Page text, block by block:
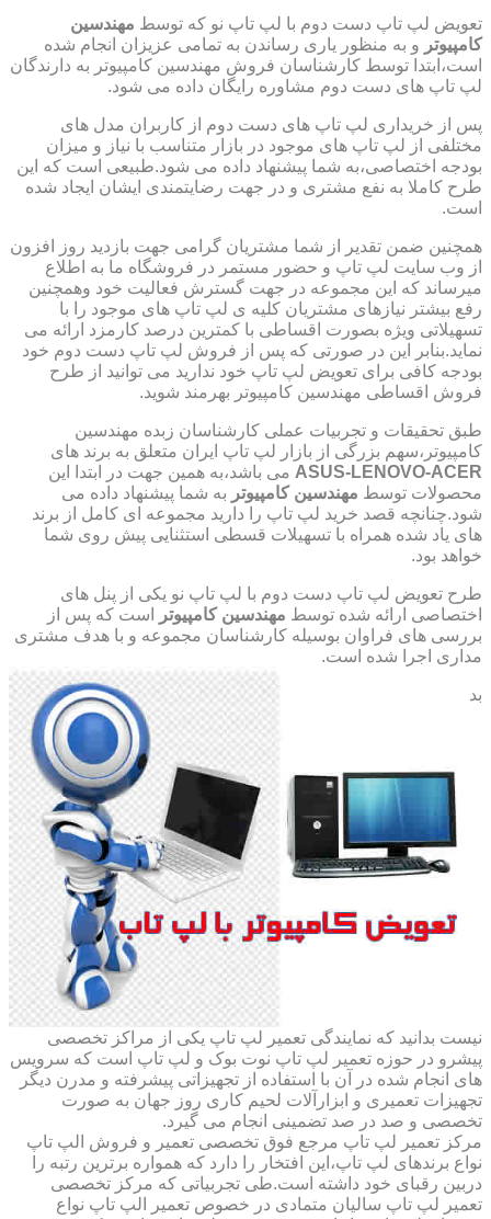
تعویض لپ تاپ دست دوم با لپ تاپ نو که توسط مهندسین
کامپیوتر و به منظور یاری رساندن به تمامی عزیزان انجام شده
است،ابتدا توسط کارشناسان فروش مهندسین کامپیوتر به دارندگان
لپ تاپ های دست دوم مشاوره رایگان داده می شود.
پس از خریداری لپ تاپ های دست دوم از کاربران مدل های
مختلفی از لپ تاپ های موجود در بازار متناسب با نیاز و میزان
بودجه اختصاصی،به شما پیشنهاد داده می شود.طبیعی است که این
طرح کاملا به نفع مشتری و در جهت رضایتمندی ایشان ایجاد شده
است.
همچنین ضمن تقدیر از شما مشتریان گرامی جهت بازدید روز افزون
از وب سایت لپ تاپ و حضور مستمر در فروشگاه ما به اطلاع
میرساند که این مجموعه در جهت گسترش فعالیت خود وهمچنین
رفع بیشتر نیازهای مشتریان کلیه ی لپ تاپ های موجود را با
تسهیلاتی ویژه بصورت اقساطی با کمترین درصد کارمزد ارائه می
نماید.بنابر این در صورتی که پس از فروش لپ تاپ دست دوم خود
بودجه کافی برای تعویض لپ تاپ خود ندارید می توانید از طرح
فروش اقساطی مهندسین کامپیوتر بهرمند شوید.
طبق تحقیقات و تجربیات عملی کارشناسان زبده مهندسین
کامپیوتر،سهم بزرگی از بازار لپ تاپ ایران متعلق به برند های
ASUS-LENOVO-ACER می باشد،به همین جهت در ابتدا این
محصولات توسط مهندسین کامپیوتر به شما پیشنهاد داده می
شود.چنانچه قصد خرید لپ تاپ را دارید مجموعه ای کامل از برند
های یاد شده همراه با تسهیلات قسطی استثنایی پیش روی شما
خواهد بود.
طرح تعویض لپ تاپ دست دوم با لپ تاپ نو یکی از پنل های
اختصاصی ارائه شده توسط مهندسین کامپیوتر
است که پس از
بررسی های فراوان بوسیله کارشناسان مجموعه و با هدف مشتری
مداری اجرا شده است.
بد
نیست بدانید که نمایندگی تعمیر لپ تاپ یکی از مراکز تخصصی
پیشرو در حوزه تعمیر لپ تاپ نوت بوک و لپ تاپ است که سرویس
های انجام شده در آن با استفاده از تجهیزاتی پیشرفته و مدرن دیگر
تجهیزات تعمیری و ابزارآلات لحیم کاری روز جهان به صورت
تخصصی و صد در صد تضمینی انجام می گیرد.
مرکز تعمیر لپ تاپ مرجع فوق تخصصی تعمیر و فروش الپ تاپ
نواع برندهای لپ تاپ،این افتخار را دارد که همواره برترین رتبه را
دربین رقبای خود داشته است.طی تجربیاتی که مرکز تخصصی
تعمیر لپ تاپ سالیان متمادی در خصوص تعمیر الپ تاپ نواع